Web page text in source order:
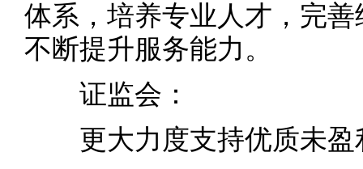
体系，培养专业人才，完
不断提升服务能力。
证监会：
更大力度支持优质未盈